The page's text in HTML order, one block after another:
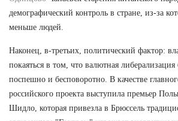
демографический контроль в стране, из-за
меньше людей.
Наконец, в-третьих, политический фактор:
покаяться в том, что валютная
поспешно и бесповоротно. В качестве
российского проекта выступила премьер
Шидло, которая привезла в Брюссель